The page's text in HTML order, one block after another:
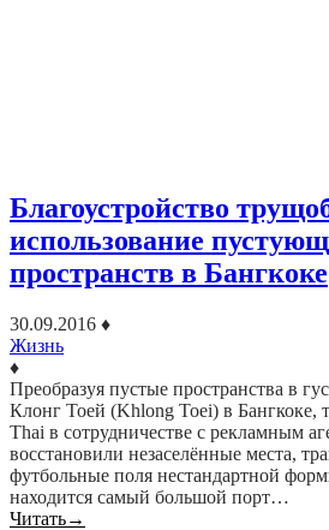
Благоустройство
использование
пространств в Бангкоке
30.09.2016 ♦
Жизнь
♦
Преобразуя пустые пространства в
Клонг Тоей (Khlong Toei) в Бангкоке,
Thai в сотрудничестве с рекламным
восстановили незаселённые места,
футбольные поля нестандартной
находится самый большой порт…
Читать→